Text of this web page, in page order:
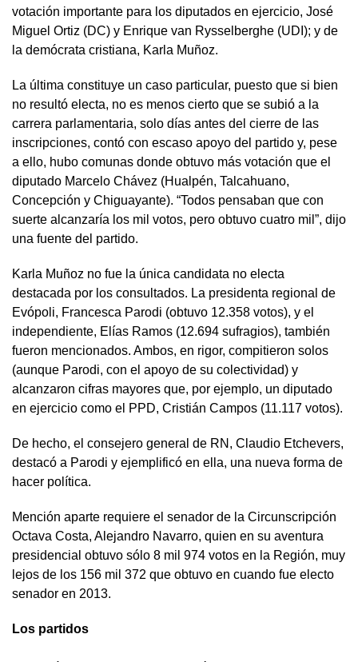
votación importante para los diputados en ejercicio, José
Miguel Ortiz (DC) y Enrique van Rysselberghe (UDI); y de
la demócrata cristiana, Karla Muñoz.
La última constituye un caso particular, puesto que si bien
no resultó electa, no es menos cierto que se subió a la
carrera parlamentaria, solo días antes del cierre de las
inscripciones, contó con escaso apoyo del partido y, pese
a ello, hubo comunas donde obtuvo más votación que el
diputado Marcelo Chávez (Hualpén, Talcahuano,
Concepción y Chiguayante). “Todos pensaban que con
suerte alcanzaría los mil votos, pero obtuvo cuatro mil”, dijo
una fuente del partido.
Karla Muñoz no fue la única candidata no electa
destacada por los consultados. La presidenta regional de
Evópoli, Francesca Parodi (obtuvo 12.358 votos), y el
independiente, Elías Ramos (12.694 sufragios), también
fueron mencionados. Ambos, en rigor, compitieron solos
(aunque Parodi, con el apoyo de su colectividad) y
alcanzaron cifras mayores que, por ejemplo, un diputado
en ejercicio como el PPD, Cristián Campos (11.117 votos).
De hecho, el consejero general de RN, Claudio Etchevers,
destacó a Parodi y ejemplificó en ella, una nueva forma de
hacer política.
Mención aparte requiere el senador de la Circunscripción
Octava Costa, Alejandro Navarro, quien en su aventura
presidencial obtuvo sólo 8 mil 974 votos en la Región, muy
lejos de los 156 mil 372 que obtuvo en cuando fue electo
senador en 2013.
Los partidos